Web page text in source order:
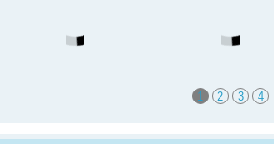
1 2 3 4